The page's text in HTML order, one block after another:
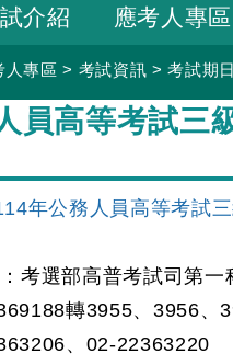
介紹 應考人專區
人專區 > 考試資訊 >考試期
員高等考試三
年公務人員高等考試
考選部高普考試司第一
轉3955、3956、
、02-22363220